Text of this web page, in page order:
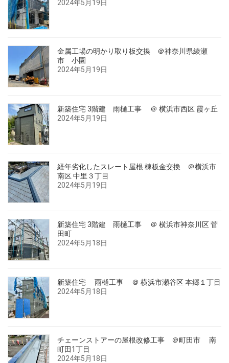
2024年5月19日
金属工場の明かり取り板交換 ＠神奈川県綾瀬
市 小園
2024年5月19日
新築住宅 3階建 雨樋工事 ＠ 横浜市西区 霞ヶ丘
2024年5月19日
経年劣化したスレート屋根 棟板金交換 ＠横浜市
南区 中里３丁目
2024年5月19日
新築住宅 3階建 雨樋工事 ＠ 横浜市神奈川区 菅
田町
2024年5月18日
新築住宅 雨樋工事 ＠ 横浜市瀬谷区 本郷１丁目
2024年5月18日
チェーンストアーの屋根改修工事 ＠町田市 南
町田1丁目
2024年5月18日